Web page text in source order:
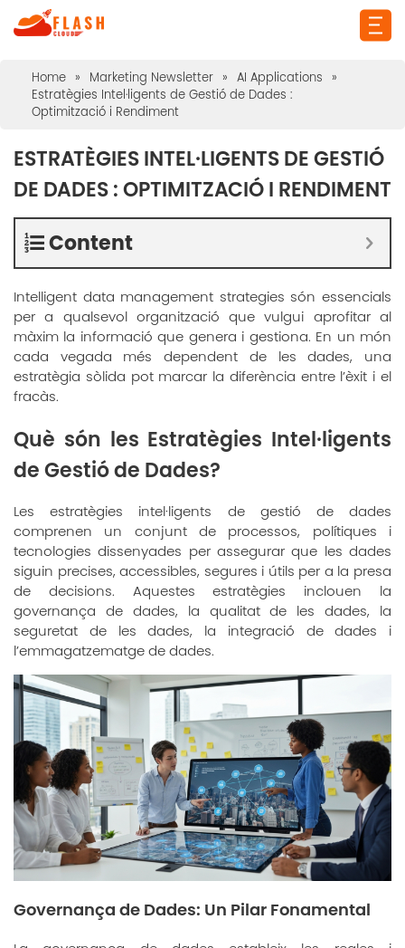
Home » Marketing Newsletter » AI Applications
»
Estratègies Intel·ligents de Gestió de Dades :
Optimització i Rendiment
ESTRATÈGIES INTEL·LIGENTS DE GESTIÓ
DE DADES : OPTIMITZACIÓ I RENDIMENT
Content
Intelligent data management strategies són essencials
per a qualsevol organització que vulgui aprofitar al
màxim la informació que genera i gestiona. En un món
cada vegada més dependent de les dades, una
estratègia sòlida pot marcar la diferència entre l’èxit i el
fracàs.
Què són les Estratègies Intel·ligents
de Gestió de Dades?
Les estratègies intel·ligents de gestió de dades
comprenen un conjunt de processos, polítiques i
tecnologies dissenyades per assegurar que les dades
siguin precises, accessibles, segures i útils per a la presa
de decisions. Aquestes estratègies inclouen la
governança de dades, la qualitat de les dades, la
seguretat de les dades, la integració de dades i
l’emmagatzematge de dades.
Governança de Dades: Un Pilar Fonamental